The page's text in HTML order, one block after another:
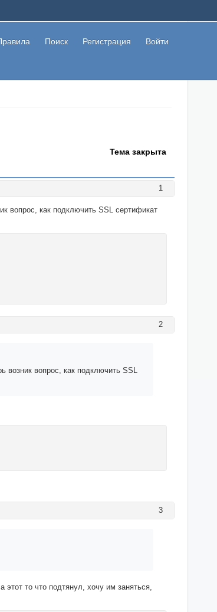
Поиск Регистрация Войти
Тема закрыта
1
вопрос, как подключить SSL сертификат
2
возник вопрос, как подключить SSL
3
то что подтянул, хочу им заняться,